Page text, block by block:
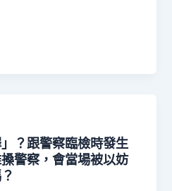
？跟警察臨檢時發生
警察，會當場被以妨